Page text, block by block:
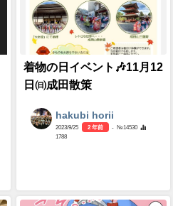
着物の日イベント🎶11月12
日㈰成田散策
hakubi horii
2023/9/25 2 年前
- №14530
1788